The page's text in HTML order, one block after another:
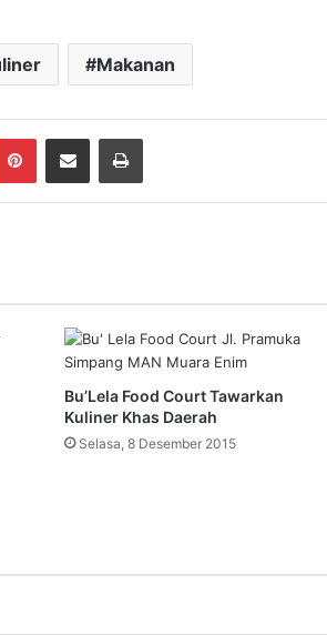
Makanan
PinterestShare via Email Print
Bu’Lela Food Court Tawarkan
Kuliner Khas Daerah
Selasa, 8 Desember 2015